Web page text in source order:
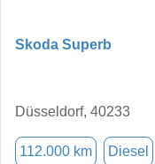
Skoda Superb
Düsseldorf, 40233
112.000 km Diesel